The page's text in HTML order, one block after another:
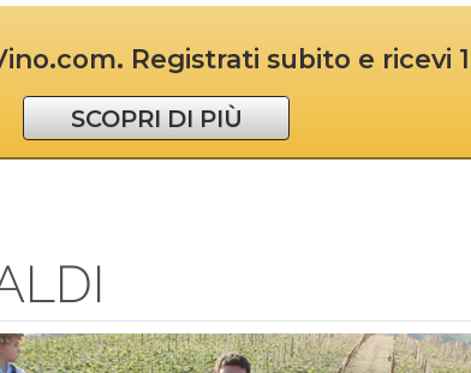
Registrati subito e ricevi
SCOPRI DI PIÙ